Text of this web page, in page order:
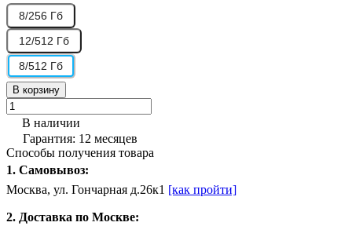
8/256 Гб
12/512 Гб
8/512 Гб
В корзину
В наличии
Гарантия: 12 месяцев
Способы получения товара
1. Самовывоз:
Москва, ул. Гончарная д.26к1 [как пройти]
2. Доставка по Москве: